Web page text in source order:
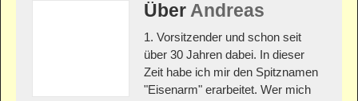
Über Andreas
1. Vorsitzender und schon seit
über 30 Jahren dabei. In dieser
Zeit habe ich mir den Spitznamen
"Eisenarm" erarbeitet. Wer mich